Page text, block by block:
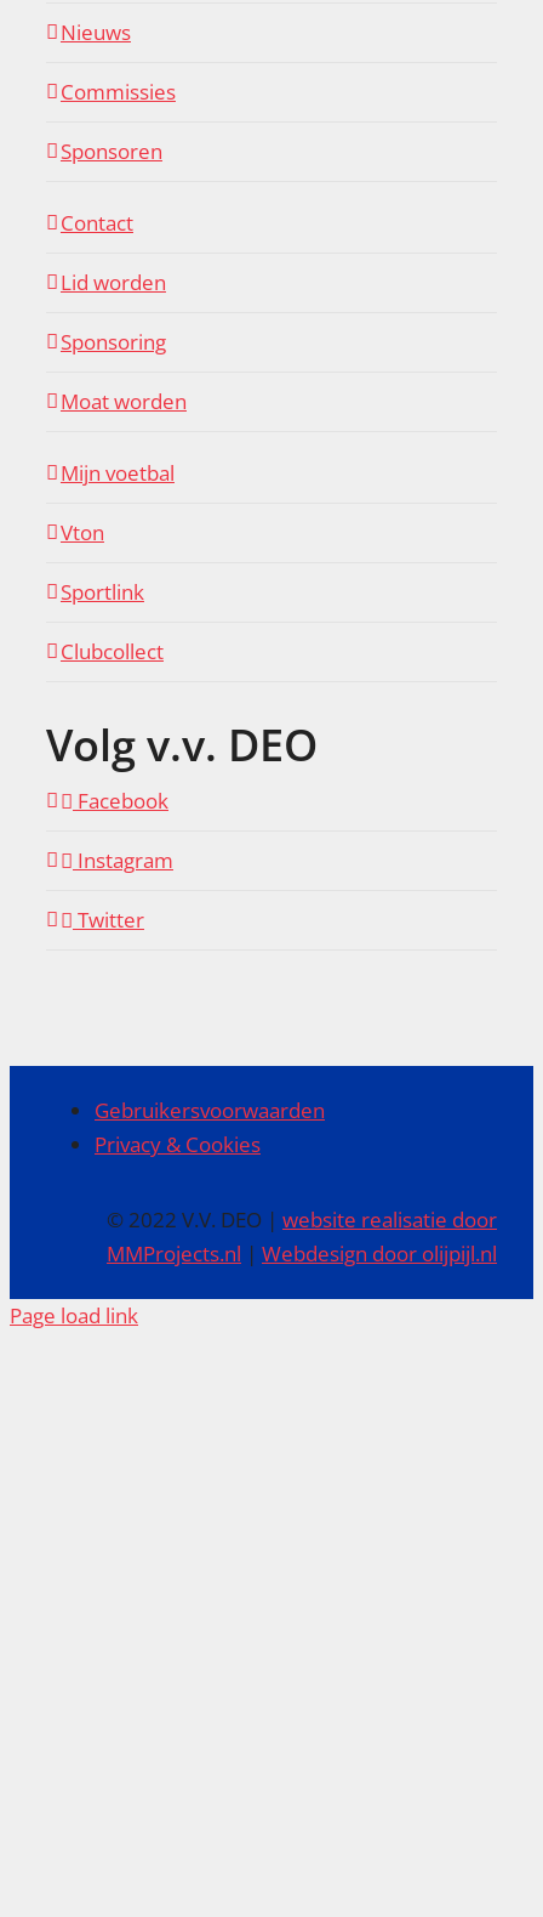
Nieuws
Commissies
Sponsoren
Contact
Lid worden
Sponsoring
Moat worden
Mijn voetbal
Vton
Sportlink
Clubcollect
Volg v.v. DEO
Facebook
Instagram
Twitter
Gebruikersvoorwaarden
Privacy & Cookies
© 2022 V.V. DEO |website realisatie door
MMProjects.nl |Webdesign door olijpijl.nl
Page load link